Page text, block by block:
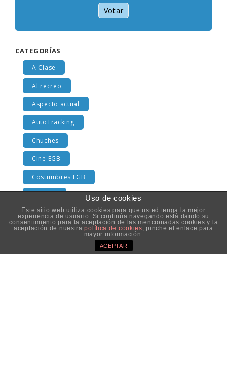
Votar
CATEGORÍAS
A Clase
Al recreo
Aspecto actual
AutoTracking
Chuches
Cine EGB
Costumbres EGB
Egb
Entrevistas
Uso de cookies
Este sitio web utiliza cookies para que usted tenga la mejor
experiencia de usuario. Si continúa navegando está dando su
consentimiento para la aceptación de las mencionadas cookies y la
aceptación de nuestrapolítica de cookies, pinche el enlace para
mayor información.
ACEPTAR